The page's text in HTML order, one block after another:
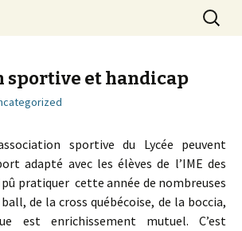
/ Lycée des
la Mode et des
sportive et handicap
sportive du Lycée peuvent
adapté avec les élèves de l’IME des
pratiquer cette année de nombreuses
de la cross québécoise, de la boccia,
est enrichissement mutuel. C’est